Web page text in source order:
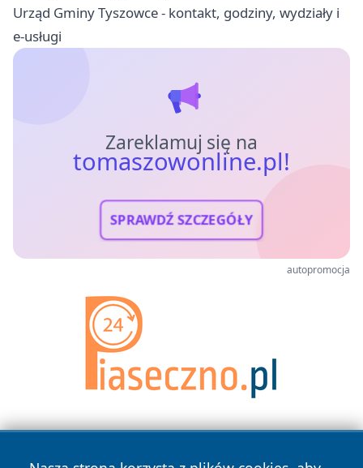
Urząd Gminy Tyszowce - kontakt, godziny, wydziały i
e-usługi
Zareklamuj się na
tomaszowonline.pl!
SPRAWDŹ SZCZEGÓŁY
autopromocja